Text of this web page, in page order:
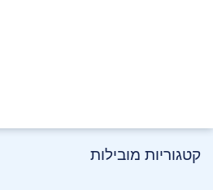
קטגוריות מובילות